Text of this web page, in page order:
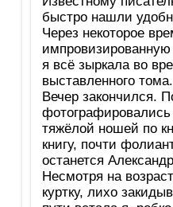
быстро нашли
Через некоторое
я всё зыркала во
выставленного тома.
Вечер закончился.
тяжёлой ношей по
книгу, почти
останется
Несмотря на
куртку, лихо